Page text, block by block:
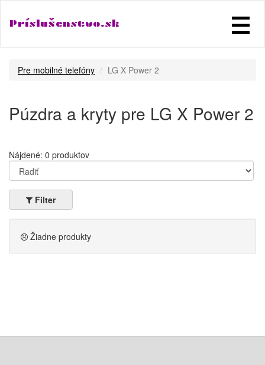
Príslušenstvo.sk
Pre mobilné telefóny LG X Power 2
Púzdra a kryty pre LG X Power 2
Nájdené: 0 produktov
Filter
Žiadne produkty